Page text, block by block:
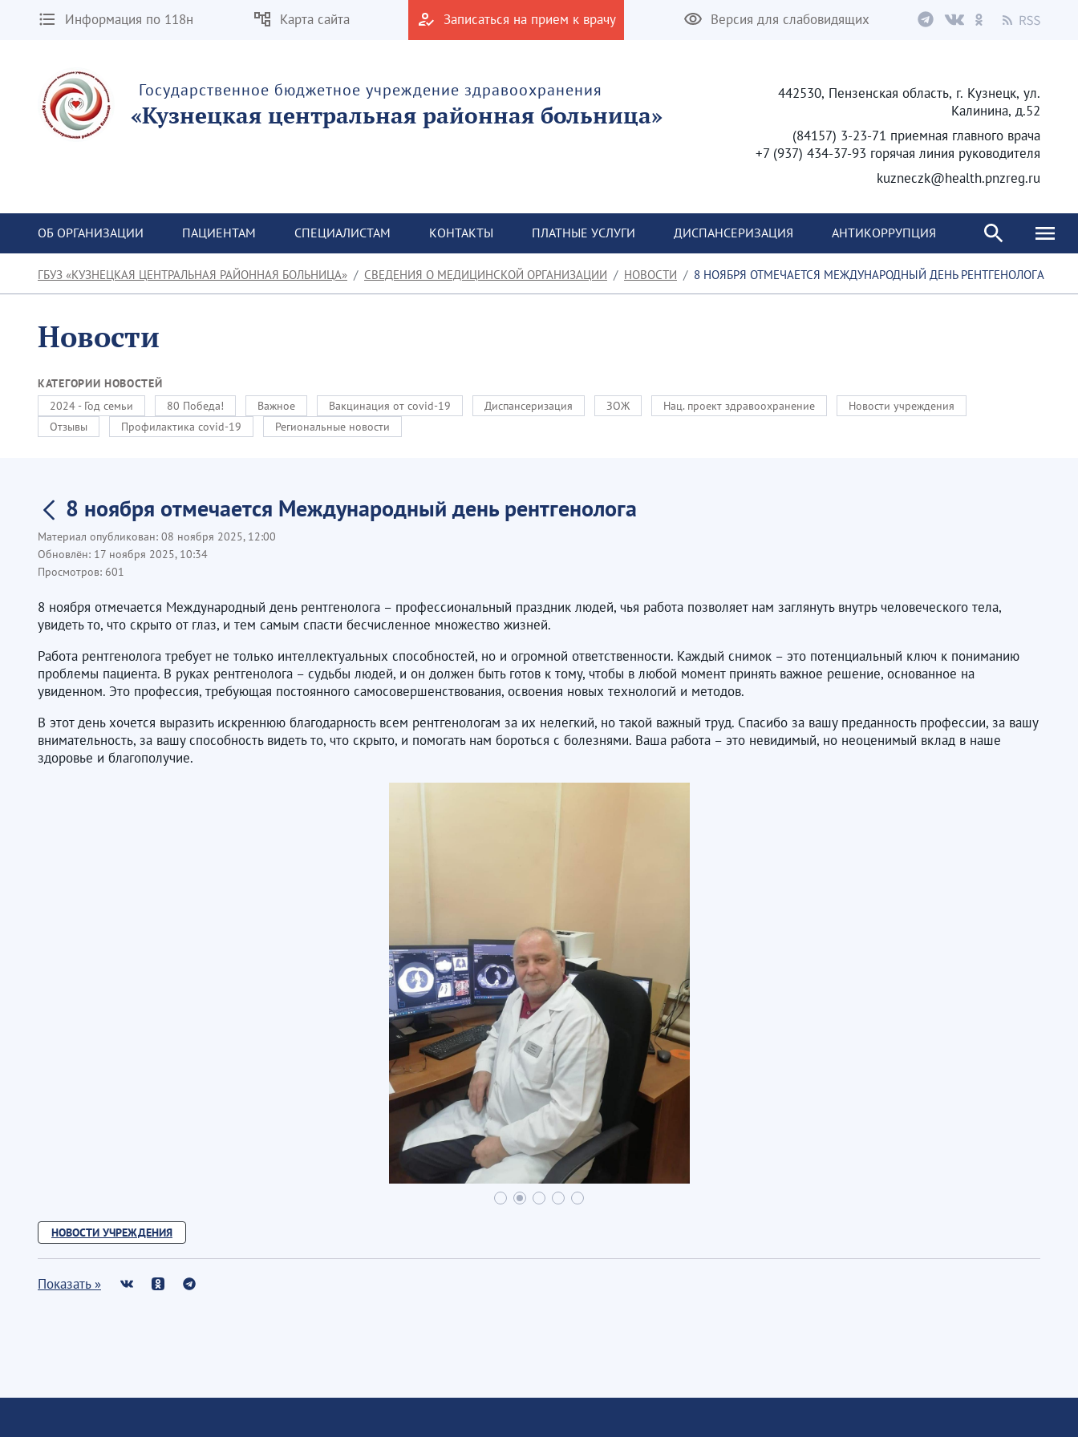
Информация по 118н Карта сайта Записаться на прием к врачу Версия для слабовидящих
Государственное бюджетное учреждение здравоохранения
«Кузнецкая центральная районная больница»
442530, Пензенская область, г. Кузнецк, ул.
Калинина, д.52
(84157) 3-23-71 приемная главного врача
+7 (937) 434-37-93 горячая линия руководителя
kuzneczk@health.pnzreg.ru
ОБ ОРГАНИЗАЦИИ ПАЦИЕНТАМ СПЕЦИАЛИСТАМ КОНТАКТЫ ПЛАТНЫЕ УСЛУГИ ДИСПАНСЕРИЗАЦИЯ АНТИКОРРУПЦИЯ
ГБУЗ «КУЗНЕЦКАЯ ЦЕНТРАЛЬНАЯ РАЙОННАЯ БОЛЬНИЦА» СВЕДЕНИЯ О МЕДИЦИНСКОЙ ОРГАНИЗАЦИИ НОВОСТИ 8 НОЯБРЯ ОТМЕЧАЕТСЯ МЕЖДУНАРОДНЫЙ ДЕНЬ РЕНТГЕНОЛОГA
Новости
КАТЕГОРИИ НОВОСТЕЙ
2024 - Год семьи
80 Победа! Важное Вакцинация от covid-19 Диспансеризация ЗОЖ Нац. проект здравоохранение
Новости учреждения
Отзывы
Профилактика covid-19 Региональные новости
8 ноября отмечается Международный день рентгенологa
Материал опубликован: 08 ноября 2025, 12:00
Обновлён: 17 ноября 2025, 10:34
Просмотров: 601
8 ноября отмечается Международный день рентгенолога – профессиональный праздник людей, чья работа позволяет нам заглянуть внутрь человеческого тела,
увидеть то, что скрыто от глаз, и тем самым спасти бесчисленное множество жизней.
Работа рентгенолога требует не только интеллектуальных способностей, но и огромной ответственности. Каждый снимок – это потенциальный ключ к пониманию
проблемы пациента. В руках рентгенолога – судьбы людей, и он должен быть готов к тому, чтобы в любой момент принять важное решение, основанное на
увиденном. Это профессия, требующая постоянного самосовершенствования, освоения новых технологий и методов.
В этот день хочется выразить искреннюю благодарность всем рентгенологам за их нелегкий, но такой важный труд. Спасибо за вашу преданность профессии, за вашу
внимательность, за вашу способность видеть то, что скрыто, и помогать нам бороться с болезнями. Ваша работа – это невидимый, но неоценимый вклад в наше
здоровье и благополучие.
НОВОСТИ УЧРЕЖДЕНИЯ
Показать »